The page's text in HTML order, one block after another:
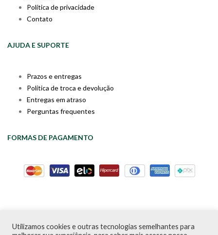
Política de privacidade
Contato
AJUDA E SUPORTE
Prazos e entregas
Política de troca e devolução
Entregas em atraso
Perguntas frequentes
FORMAS DE PAGAMENTO
Livraria da Cartola © Desde 2020 | CNPJ: 31.298.135/0001-09 |
Utilizamos cookies e outras tecnologias semelhantes para